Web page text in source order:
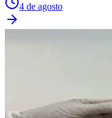
4 de agosto